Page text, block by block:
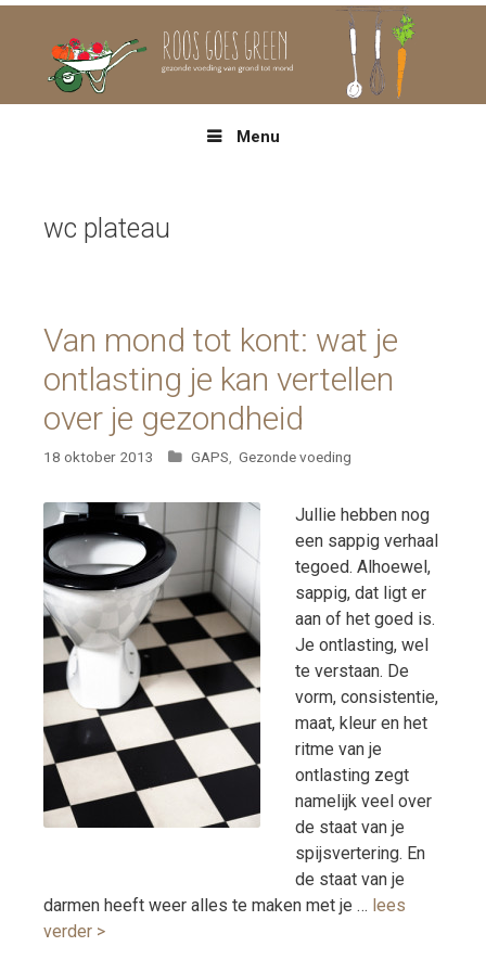
Menu
wc plateau
Van mond tot kont: wat je
ontlasting je kan vertellen
over je gezondheid
18 oktober 2013 Categorieën
GAPS, Gezonde voeding
Jullie hebben nog
een sappig verhaal
tegoed. Alhoewel,
sappig, dat ligt er
aan of het goed is.
Je ontlasting, wel
te verstaan. De
vorm, consistentie,
maat, kleur en het
ritme van je
ontlasting zegt
namelijk veel over
de staat van je
spijsvertering. En
de staat van je
darmen heeft weer alles te maken met je … lees
verder >